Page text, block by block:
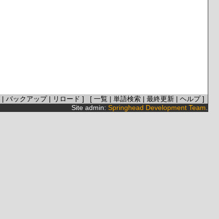
| バックアップ| リロード ] [ 一覧| 単語検索| 最終更新| ヘルプ]
Site admin: Springhead Development Team.